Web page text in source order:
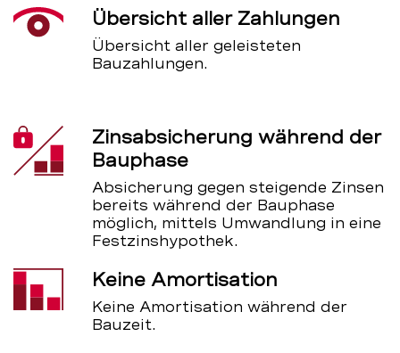
Übersicht aller Zahlungen
Übersicht aller geleisteten
Bauzahlungen.
Zinsabsicherung während der
Bauphase
Absicherung gegen steigende Zinsen
bereits während der Bauphase
möglich, mittels Umwandlung in eine
Festzinshypothek.
Keine Amortisation
Keine Amortisation während der
Bauzeit.